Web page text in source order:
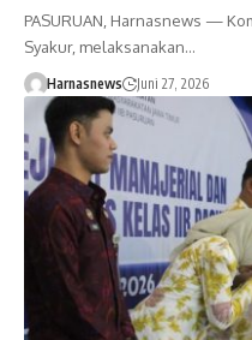
PASURUAN, Harnasnews —
Syakur, melaksanakan…
Harnasnews Juni 27, 2026